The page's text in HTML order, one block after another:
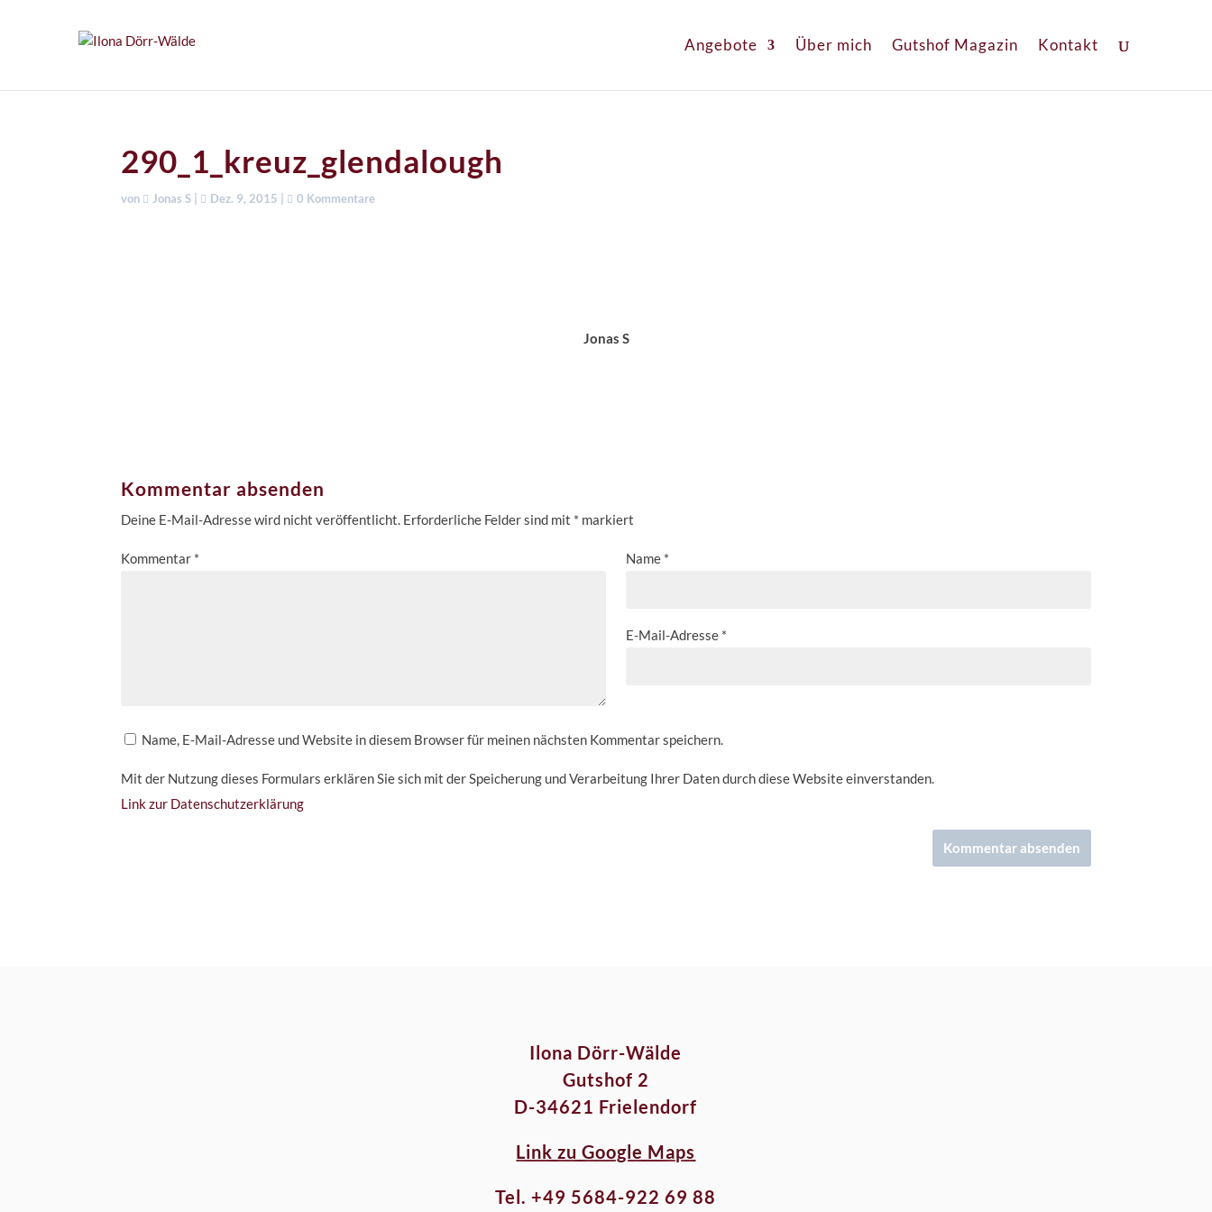
Angebote Über mich Gutshof Magazin Kontakt
290_1_kreuz_glendalough
von Jonas S Dez. 9, 2015 0 Kommentare
Jonas S
Kommentar absenden
Deine E-Mail-Adresse wird nicht veröffentlicht. Erforderliche Felder sind mit * markiert
Kommentar * Name *
E-Mail-Adresse *
Name, E-Mail-Adresse und Website in diesem Browser für meinen nächsten Kommentar speichern.
Mit der Nutzung dieses Formulars erklären Sie sich mit der Speicherung und Verarbeitung Ihrer Daten durch diese Website einverstanden.
Link zur Datenschutzerklärung
Ilona Dörr-Wälde
Gutshof 2
D-34621 Frielendorf
Link zu Google Maps
Tel. +49 5684-922 69 88